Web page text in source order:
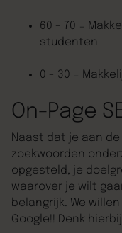
60 - 70 =
studenten
0 - 30 =
On-Page
Naast dat je aan
zoekwoorden
opgesteld, je
waarover je wilt
belangrijk. We
Google!! Denk